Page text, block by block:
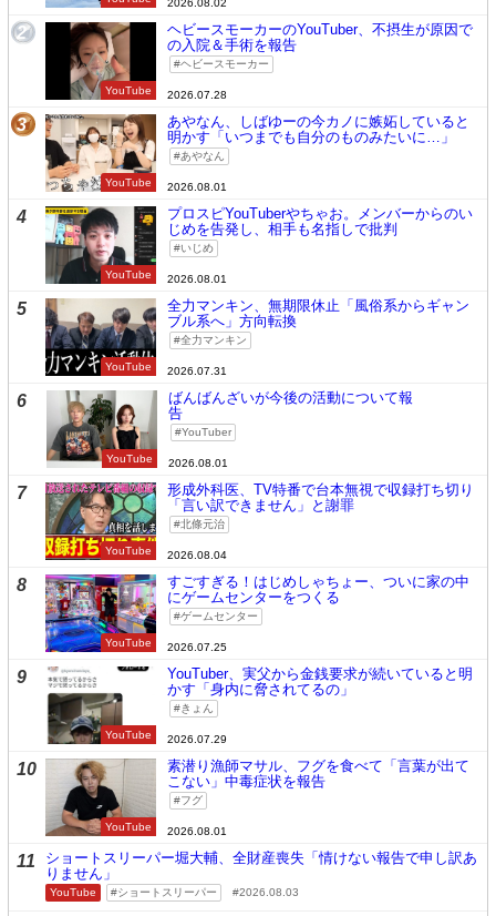
2026.08.02
2
YouTube
ヘビースモーカーのYouTuber、不摂生が原因で
の入院＆手術を報告
ヘビースモーカー
2026.07.28
3
YouTube
あやなん、しばゆーの今カノに嫉妬していると
明かす「いつまでも自分のものみたいに…」
あやなん
2026.08.01
4
YouTube
プロスピYouTuberやちゃお。メンバーからのい
じめを告発し、相手も名指しで批判
いじめ
2026.08.01
5
YouTube
全力マンキン、無期限休止「風俗系からギャン
ブル系へ」方向転換
全力マンキン
2026.07.31
6
YouTube
ばんばんざいが今後の活動について報
告
YouTuber
2026.08.01
7
YouTube
形成外科医、TV特番で台本無視で収録打ち切り
「言い訳できません」と謝罪
北條元治
2026.08.04
8
YouTube
すごすぎる！はじめしゃちょー、ついに家の中
にゲームセンターをつくる
ゲームセンター
2026.07.25
9
YouTube
YouTuber、実父から金銭要求が続いていると明
かす「身内に脅されてるの」
きょん
2026.07.29
10
YouTube
素潜り漁師マサル、フグを食べて「言葉が出て
こない」中毒症状を報告
フグ
2026.08.01
11
ショートスリーパー堀大輔、全財産喪失「情けない報告で申し訳あ
りません」
YouTube ショートスリーパー 2026.08.03